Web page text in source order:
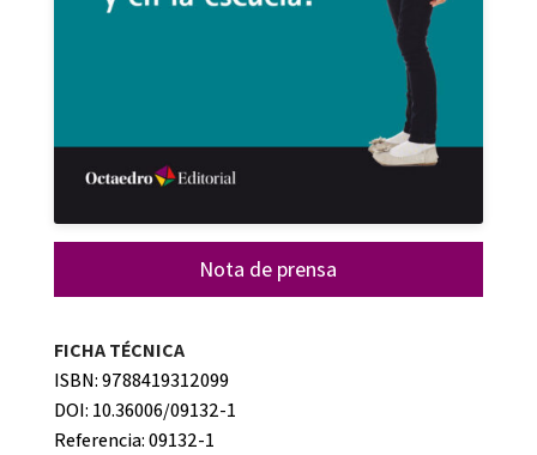
Nota de prensa
FICHA TÉCNICA
ISBN: 9788419312099
DOI: 10.36006/09132-1
Referencia: 09132-1